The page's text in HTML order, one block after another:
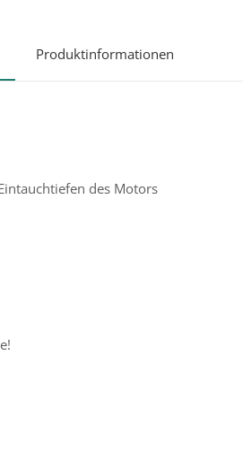
Produktinformationen
des Motors